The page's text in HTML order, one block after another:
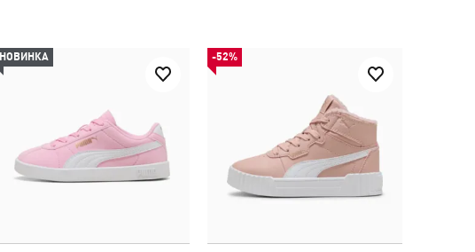
НОВИНКА -52%